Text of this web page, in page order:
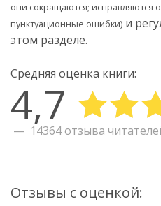
они сокращаются; исправляются
пунктуационные ошибки) и
этом разделе.
Средняя оценка книги:
4,7
14364 отзыва
Отзывы с оценкой: